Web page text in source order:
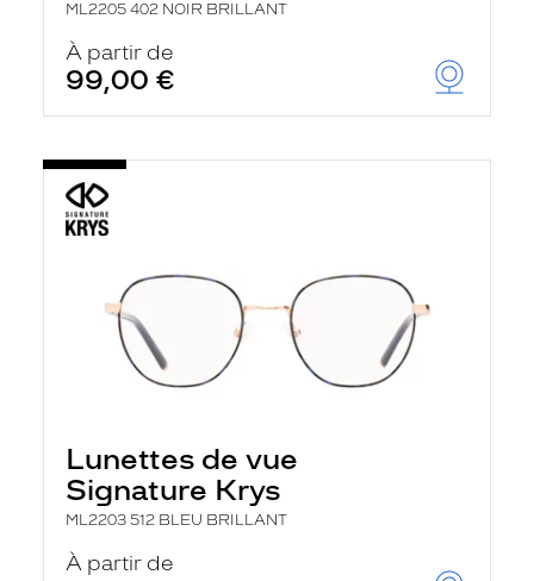
ML2205 402 NOIR BRILLANT
À partir de
99,00 €
Lunettes de vue
Signature Krys
ML2203 512 BLEU BRILLANT
À partir de